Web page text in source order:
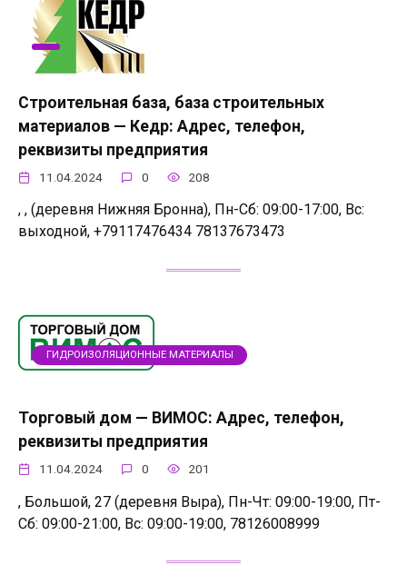
Строительная база, база строительных
материалов — Кедр: Адрес, телефон,
реквизиты предприятия
11.04.2024 0 208
, , (деревня Нижняя Бронна), Пн-Сб: 09:00-17:00, Вс:
выходной, +79117476434 78137673473
ГИДРОИЗОЛЯЦИОННЫЕ МАТЕРИАЛЫ
Торговый дом — ВИМОС: Адрес, телефон,
реквизиты предприятия
11.04.2024 0 201
, Большой, 27 (деревня Выра), Пн-Чт: 09:00-19:00, Пт-
Сб: 09:00-21:00, Вс: 09:00-19:00, 78126008999